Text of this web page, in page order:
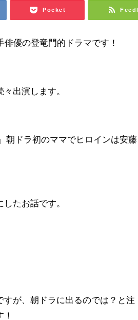
Pocket
優の登竜門的ドラマです！
出演します。
朝ドラ初のママでヒロインは安藤
たお話です。
が、朝ドラに出るのでは？と注